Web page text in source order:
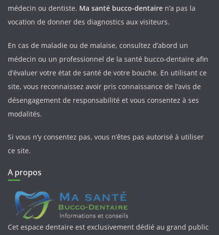
médecin ou dentiste. Ma santé bucco-dentaire n’a pas la
vocation de donner des diagnostics aux visiteurs.
En cas de maladie ou de malaise, consultez d’abord un
médecin ou un professionnel de la santé bucco-dentaire afin
d’évaluer votre état de santé de votre bouche. En utilisant ce
site, vous reconnaissez avoir pris connaissance de l’avis de
désengagement de responsabilité et vous consentez à ses
modalités.
Si vous n’y consentez pas, vous n’êtes pas autorisé à utiliser
ce site.
A propos
Cet espace dentaire est exclusivement dédié au grand public